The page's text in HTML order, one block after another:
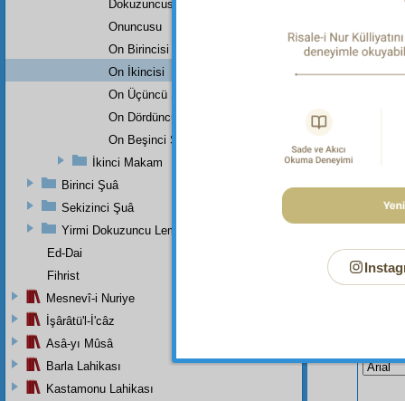
onun
Dokuzuncusu
Onuncusu
On Birincisi
On İkincisi
On Üçüncü Şehadet
On Dördüncü Şehadet
On Beşinci Şehadet
İkinci Makam
Birinci Şuâ
Sekizinci Şuâ
Yirmi Dokuzuncu Lem'adan İkinci Bab
Ed-Dai
Fihrist
Mesnevî-i Nuriye
İşârâtü'l-İ'câz
Asâ-yı Mûsâ
Barla Lahikası
Kastamonu Lahikası